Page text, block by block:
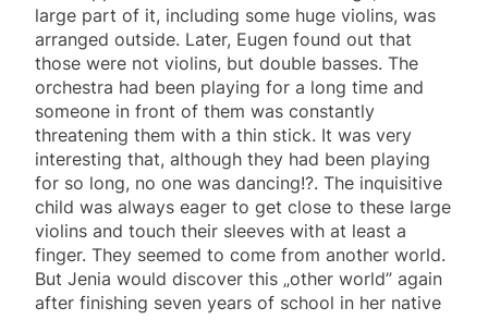
large part of it, including some huge violins, was
arranged outside. Later, Eugen found out that
those were not violins, but double basses. The
orchestra had been playing for a long time and
someone in front of them was constantly
threatening them with a thin stick. It was very
interesting that, although they had been playing
for so long, no one was dancing!?. The inquisitive
child was always eager to get close to these large
violins and touch their sleeves with at least a
finger. They seemed to come from another world.
But Jenia would discover this „other world” again
after finishing seven years of school in her native